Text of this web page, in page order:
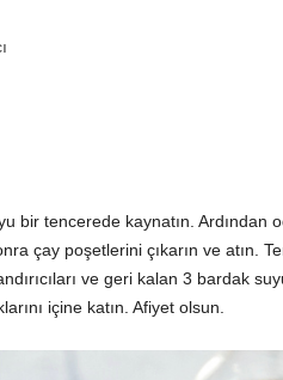
bir tencerede kaynatın. Ardından
çay poşetlerini çıkarın ve atın.
ve geri kalan 3 bardak
içine katın. Afiyet olsun.